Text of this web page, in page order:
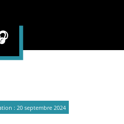
: 20 septembre 2024